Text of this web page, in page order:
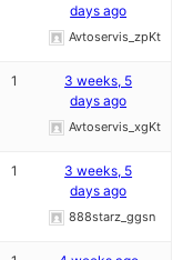
days ago
Avtoservis_zpKt
1
3 weeks, 5
days ago
Avtoservis_xgKt
1
3 weeks, 5
days ago
888starz_ggsn